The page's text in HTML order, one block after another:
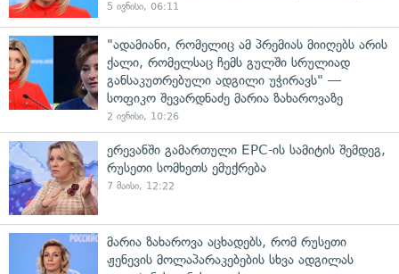
5 ივნისი, 06:11
"ადამიანი, რომელიც ამ პრემიას მიიღებს არის
ქალი, რომელსაც ჩემს გულში სრულიად
განსაკუთრებული ადგილი უჭირავს" —
სოფიკო შევარდნაძე მარია ზახაროვაზე
2 ივნისი, 10:26
ერევანში გამართული EPC-ის სამიტის შემდეგ,
რუსეთი სომხეთს ემუქრება
7 მაისი, 12:22
მარია ზახაროვა აცხადებს, რომ რუსეთი
ჟენევის მოლაპარაკებების სხვა ადგილას